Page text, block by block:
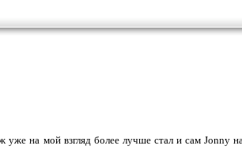
на мой взгляд более лучше стал и сам Jonny